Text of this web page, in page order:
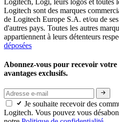
Logitech sont des marques
de Logitech Europe S.A. et/ou de
d'autres pays. Toutes les autres
appartiennent à leurs détenteurs
déposées
Abonnez-vous pour recevoir votre
avantages exclusifs.
Je souhaite recevoir des
Logitech. Vous pouvez vous